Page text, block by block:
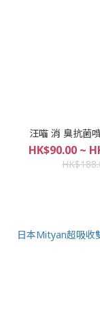
汪喵 消 臭抗菌
HK$90.00 ~